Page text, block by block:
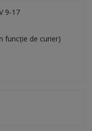
9-17
funcție de curier)